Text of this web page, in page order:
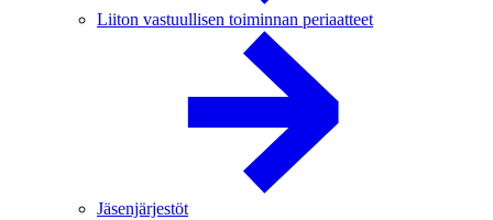
Liiton vastuullisen toiminnan periaatteet
Jäsenjärjestöt